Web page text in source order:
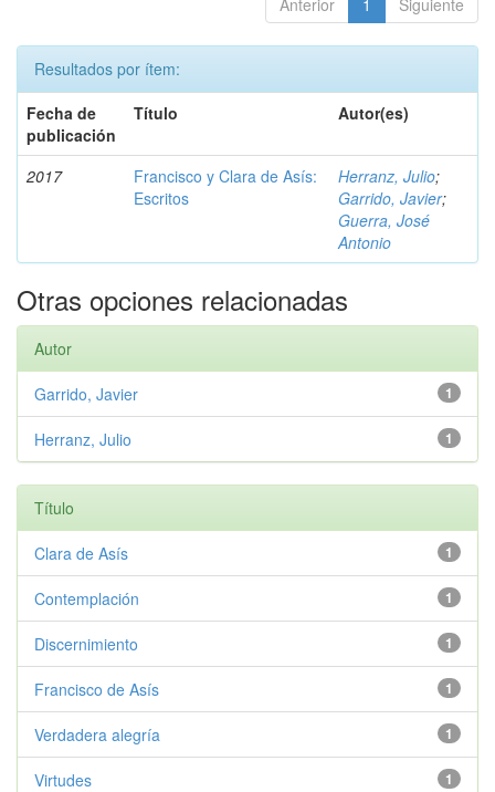
Anterior 1 Siguiente
Resultados por ítem:
Fecha de
publicación
Título Autor(es)
2017
Francisco y Clara de Asís:
Escritos
Herranz, Julio;
Garrido, Javier;
Guerra, José
Antonio
Otras opciones relacionadas
Autor
1
Garrido, Javier
1
Herranz, Julio
Título
1
Clara de Asís
1
Contemplación
1
Discernimiento
1
Francisco de Asís
1
Verdadera alegría
1
Virtudes